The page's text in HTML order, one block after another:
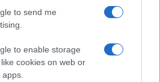
to send me
to enable storage
cookies on web or
bimbi tra i feriti
Festival, musica no-stop a Olbia fino